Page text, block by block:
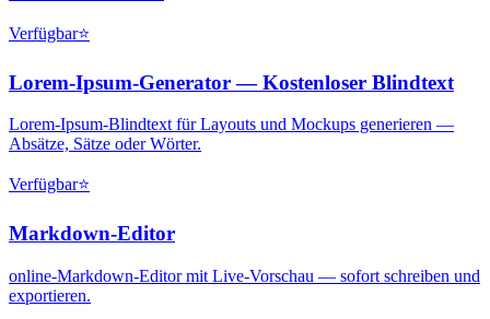
Verfügbar⭐
Lorem-Ipsum-Generator — Kostenloser Blindtext
Lorem-Ipsum-Blindtext für Layouts und Mockups generieren —
Absätze, Sätze oder Wörter.
Verfügbar⭐
Markdown-Editor
online-Markdown-Editor mit Live-Vorschau — sofort schreiben und
exportieren.